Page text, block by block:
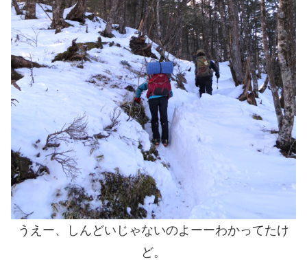
うえー、しんどいじゃないのよーーわかってたけ
ど。